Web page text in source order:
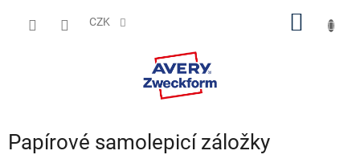
CZK
Papírové samolepicí záložky